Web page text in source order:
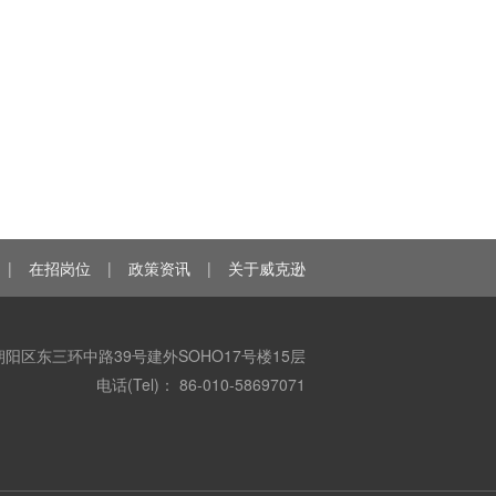
| 在招岗位 | 政策资讯 | 关于威克逊
区东三环中路39号建外SOHO17号楼15层
电话(Tel)： 86-010-58697071